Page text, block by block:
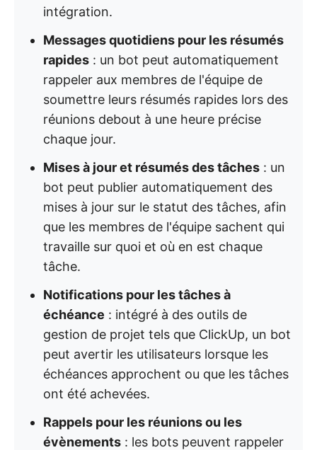
intégration.
Messages quotidiens pour les résumés
rapides : un bot peut automatiquement
rappeler aux membres de l'équipe de
soumettre leurs résumés rapides lors des
réunions debout à une heure précise
chaque jour.
Mises à jour et résumés des tâches : un
bot peut publier automatiquement des
mises à jour sur le statut des tâches, afin
que les membres de l'équipe sachent qui
travaille sur quoi et où en est chaque
tâche.
Notifications pour les tâches à
échéance : intégré à des outils de
gestion de projet tels que ClickUp, un bot
peut avertir les utilisateurs lorsque les
échéances approchent ou que les tâches
ont été achevées.
Rappels pour les réunions ou les
évènements : les bots peuvent rappeler